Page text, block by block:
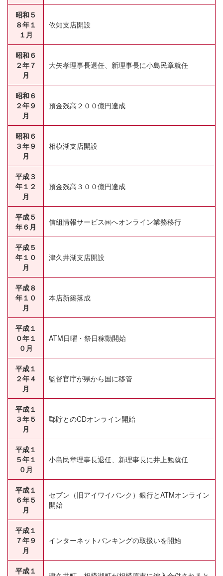
昭和５
８年１
１月
依知支店開設
昭和６
２年７
月
大矢孝理事長退任、新理事長に小島民章就任
昭和６
２年９
月
預金残高２００億円達成
昭和６
３年９
月
相模湖支店開設
平成３
年１２
月
預金残高３００億円達成
平成５
年６月
信組情報サービス㈱へオンライン業務移行
平成５
年１０
月
津久井湖支店開設
平成８
年１０
月
本店新築落成
平成１
０年１
０月
ATM日曜・祭日稼動開始
平成１
２年４
月
監督官庁が県から国に移管
平成１
３年５
月
郵貯とのCDオンライン開始
平成１
５年１
０月
小島民章理事長退任、新理事長に井上勉就任
平成１
６年５
月
セブン（旧アイワイバンク）銀行とATMオンライン
開始
平成１
７年９
月
インターネットバンキングの取扱いを開始
平成１